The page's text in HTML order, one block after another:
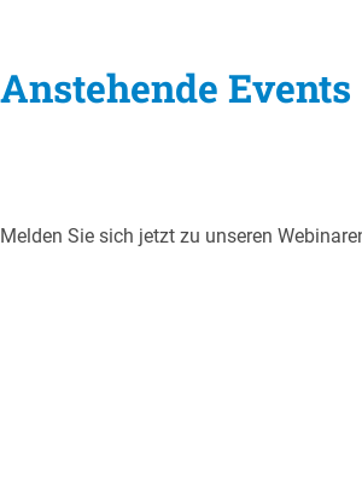
Anstehende Events
Melden Sie sich jetzt zu unseren